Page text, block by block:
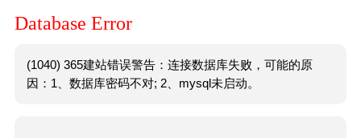
Database Error
(1040) 365建站错误警告：连接数据库失败，可能的原
因：1、数据库密码不对; 2、mysql未启动。